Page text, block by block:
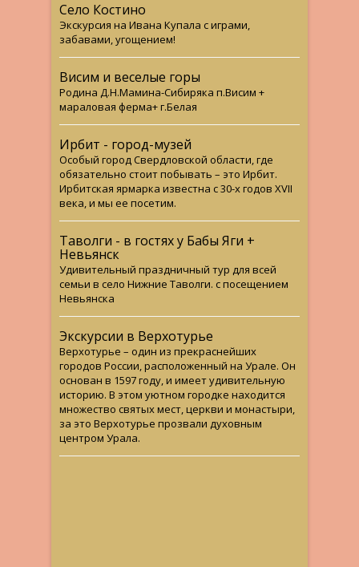
Село Костино
Экскурсия на Ивана Купала с играми,
забавами, угощением!
Висим и веселые горы
Родина Д.Н.Мамина-Сибиряка п.Висим +
мараловая ферма+ г.Белая
Ирбит - город-музей
Особый город Свердловской области, где
обязательно стоит побывать – это Ирбит.
Ирбитская ярмарка известна с 30-х годов XVII
века, и мы ее посетим.
Таволги - в гостях у Бабы Яги +
Невьянск
Удивительный праздничный тур для всей
семьи в село Нижние Таволги. с посещением
Невьянска
Экскурсии в Верхотурье
Верхотурье – один из прекраснейших
городов России, расположенный на Урале. Он
основан в 1597 году, и имеет удивительную
историю. В этом уютном городке находится
множество святых мест, церкви и монастыри,
за это Верхотурье прозвали духовным
центром Урала.